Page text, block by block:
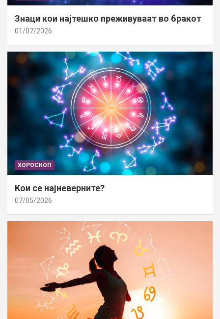
Знаци кои најтешко преживуваат во бракот
01/07/2026
ХОРОСКОП
Кои се најневерните?
07/05/2026